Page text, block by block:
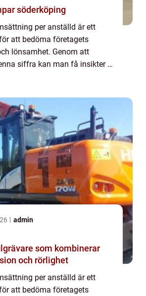
söderköping
per anställd är ett
att bedöma företagets
lönsamhet. Genom att
siffra kan man få insikter i
admin
som kombinerar
och rörlighet
per anställd är ett
att bedöma företagets